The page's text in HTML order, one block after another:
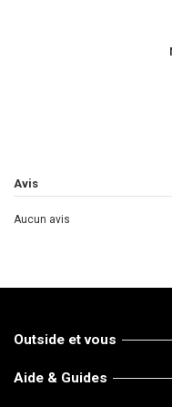
Avis
Aucun avis
Outside et vous
Aide & Guides